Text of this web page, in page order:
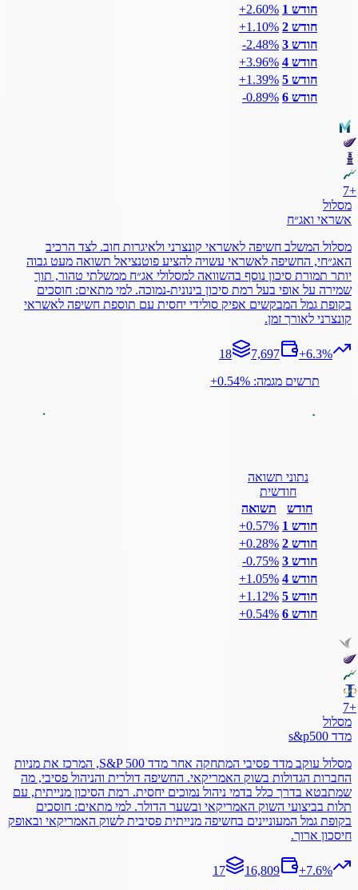
חודש 1
‎+2.60%
חודש 2
‎+1.10%
חודש 3
‎-2.48%
חודש 4
‎+3.96%
חודש 5
‎+1.39%
חודש 6
‎-0.89%
+
7
מסלול
אשראי ואג״ח
מסלול המשלב חשיפה לאשראי קונצרני ולאיגרות חוב. לצד הרכיב
האג״חי, החשיפה לאשראי עשויה להציע פוטנציאל תשואה מעט גבוה
יותר תמורת סיכון נוסף בהשוואה למסלולי אג״ח ממשלתי טהור, תוך
שמירה על אופי בעל רמת סיכון בינונית-נמוכה. למי מתאים: חוסכים
בקופת גמל המבקשים אפיק סולידי יחסית עם תוספת חשיפה לאשראי
קונצרני לאורך זמן.
+6.3%
7,697
18
תרשים מגמה: ‎+0.54%
נתוני תשואה
חודשית
חודש
תשואה
חודש 1
‎+0.57%
חודש 2
‎+0.28%
חודש 3
‎-0.75%
חודש 4
‎+1.05%
חודש 5
‎+1.12%
חודש 6
‎+0.54%
+
7
מסלול
מדד s&p500
מסלול עוקב מדד פסיבי המתחקה אחר מדד S&P 500, המרכז את מניות
החברות הגדולות בשוק האמריקאי. החשיפה דולרית והניהול פסיבי, מה
שמתבטא בדרך כלל בדמי ניהול נמוכים יחסית. רמת הסיכון מנייתית, עם
תלות בביצועי השוק האמריקאי ובשער הדולר. למי מתאים: חוסכים
בקופת גמל המעוניינים בחשיפה מנייתית פסיבית לשוק האמריקאי ובאופק
חיסכון ארוך.
+7.6%
16,809
17